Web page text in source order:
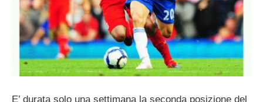
E’ durata solo una settimana la seconda posizione del